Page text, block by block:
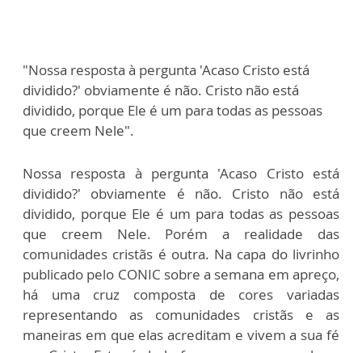
"Nossa resposta à pergunta 'Acaso Cristo está
dividido?' obviamente é não. Cristo não está
dividido, porque Ele é um para todas as pessoas
que creem Nele".
Nossa resposta à pergunta 'Acaso Cristo está
dividido?' obviamente é não. Cristo não está
dividido, porque Ele é um para todas as pessoas
que creem Nele. Porém a realidade das
comunidades cristãs é outra. Na capa do livrinho
publicado pelo CONIC sobre a semana em apreço,
há uma cruz composta de cores variadas
representando as comunidades cristãs e as
maneiras em que elas acreditam e vivem a sua fé